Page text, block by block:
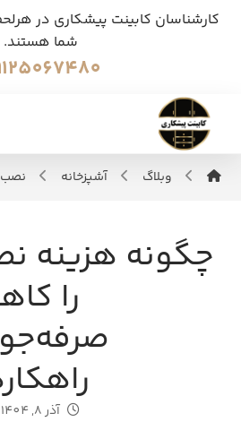
کارشناسان کابینت پیشکاری در
شما هستند.
وبلاگ آشپزخانه نصب
چگونه هزینه
را
آذر 8, 1404